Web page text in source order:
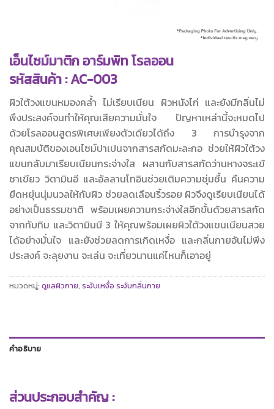
เอ็นไซม์มาติก อาร์มพิท โรลออน
รหัสสินค้า : AC-003
ผิวใต้วงแขนหมองคล้ำ ไม่เรียบเนียน ผิวหนังไก่ และยังมีกลิ่นไม่
พึงประสงค์จนทำให้คุณเสียความมั่นใจ ปัญหาเหล่านี้จะหมดไป
ด้วยโรลออนสูตรพิเศษเพียงตัวเดียวได้ถึง 3 การบำรุงจาก
คุณสมบัติของเอนไซม์ปาเปนจากสารสกัดมะละกอ ช่วยให้ผิวใต้วง
แขนกลับมาเรียบเนียนกระจ่างใส ผสานกับสารสกัดว่านหางจระเข้
ชาเขียว วิตามินอี และอัลลานโทอินช่วยเติมความชุ่มชื้น คืนความ
ยืดหยุ่นนุ่มนวลให้กับผิว ช่วยลดเลือนริ้วรอย ผิวจึงดูเรียบเนียนได้
อย่างเป็นธรรมชาติ พร้อมเผยความกระจ่างใสอีกขั้นด้วยสารสกัด
จากทับทิม และวิตามินบี 3 ให้คุณพร้อมเผยผิวใต้วงแขนเนียนสวย
ได้อย่างมั่นใจ และยังช่วยลดการเกิดเหงื่อ และกลิ่นกายอันไม่พึง
ประสงค์ จะลุยงาน จะเล่น จะเที่ยวนานแค่ไหนก็เอาอยู่
หมวดหมู่: ดูแลผิวกาย, ระงับเหงื่อ ระงับกลิ่นกาย
คำอธิบาย
ส่วนประกอบสำคัญ :